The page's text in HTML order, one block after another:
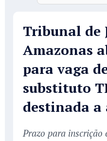
Tribunal de
Amazonas
para vaga
substituto
destinada a
Prazo para inscrição